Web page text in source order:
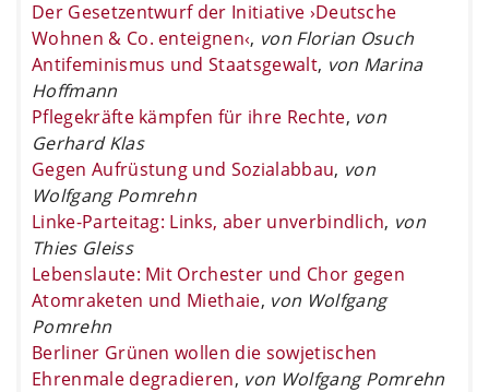
Der Gesetzentwurf der Initiative ›Deutsche
Wohnen & Co. enteignen‹, von Florian Osuch
Antifeminismus und Staatsgewalt, von Marina
Hoffmann
Pflegekräfte kämpfen für ihre Rechte, von
Gerhard Klas
Gegen Aufrüstung und Sozialabbau, von
Wolfgang Pomrehn
Linke-Parteitag: Links, aber unverbindlich, von
Thies Gleiss
Lebenslaute: Mit Orchester und Chor gegen
Atomraketen und Miethaie, von Wolfgang
Pomrehn
Berliner Grünen wollen die sowjetischen
Ehrenmale degradieren, von Wolfgang Pomrehn